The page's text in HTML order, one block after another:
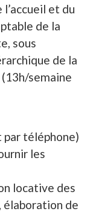
et du
de la
sous
de la
semaine
par téléphone)
les
locative des
élaboration de